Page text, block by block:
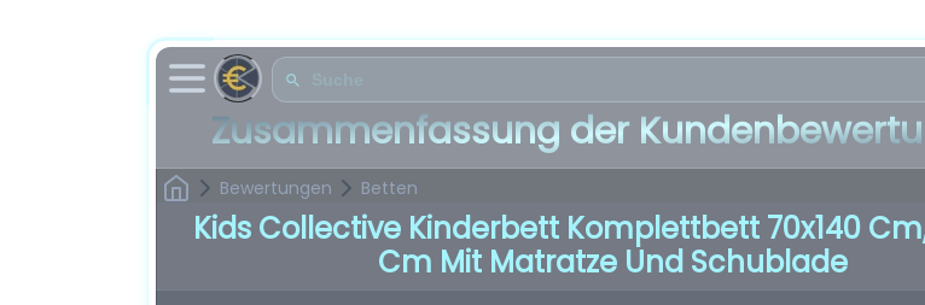
Zusammenfassung der
Bewertungen Betten
Kids Collective Kinderbett Komplettbett 70x140
Cm Mit Matratze Und Schublade